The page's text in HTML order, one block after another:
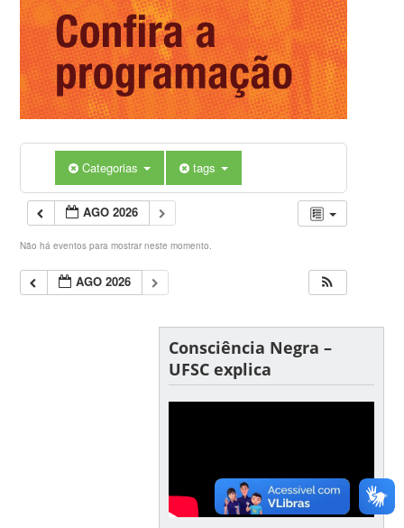
Categorias tags
AGO 2026
Não há eventos para mostrar neste momento.
AGO 2026
Consciência Negra –
UFSC explica